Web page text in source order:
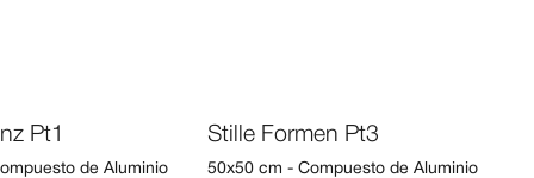
Pt1
de Aluminio
Stille Formen Pt3
50x50 cm - Compuesto de Aluminio